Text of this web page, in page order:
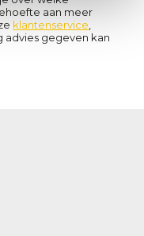
aan meer
klantenservice
advies gegeven kan